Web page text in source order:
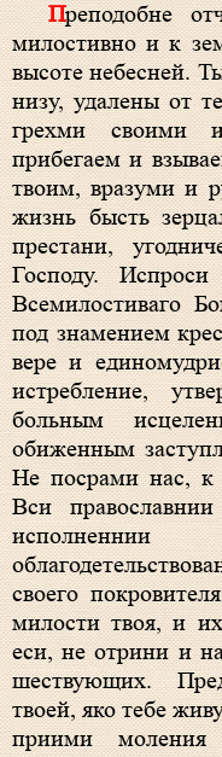
Преподобне отче Иоанне! Воззри на нас
милостивно и к
высоте небесней.
низу, удалены от
грехми своими
прибегаем и
твоим, вразуми и
жизнь бысть
престани,
Господу.
Всемилостиваго
под знамением
вере и
истребление,
больным
обиженным
Не посрами нас, к
Вси
своего
милости твоя, и
еси, не отрини и
шествующих.
твоей, яко тебе
приими